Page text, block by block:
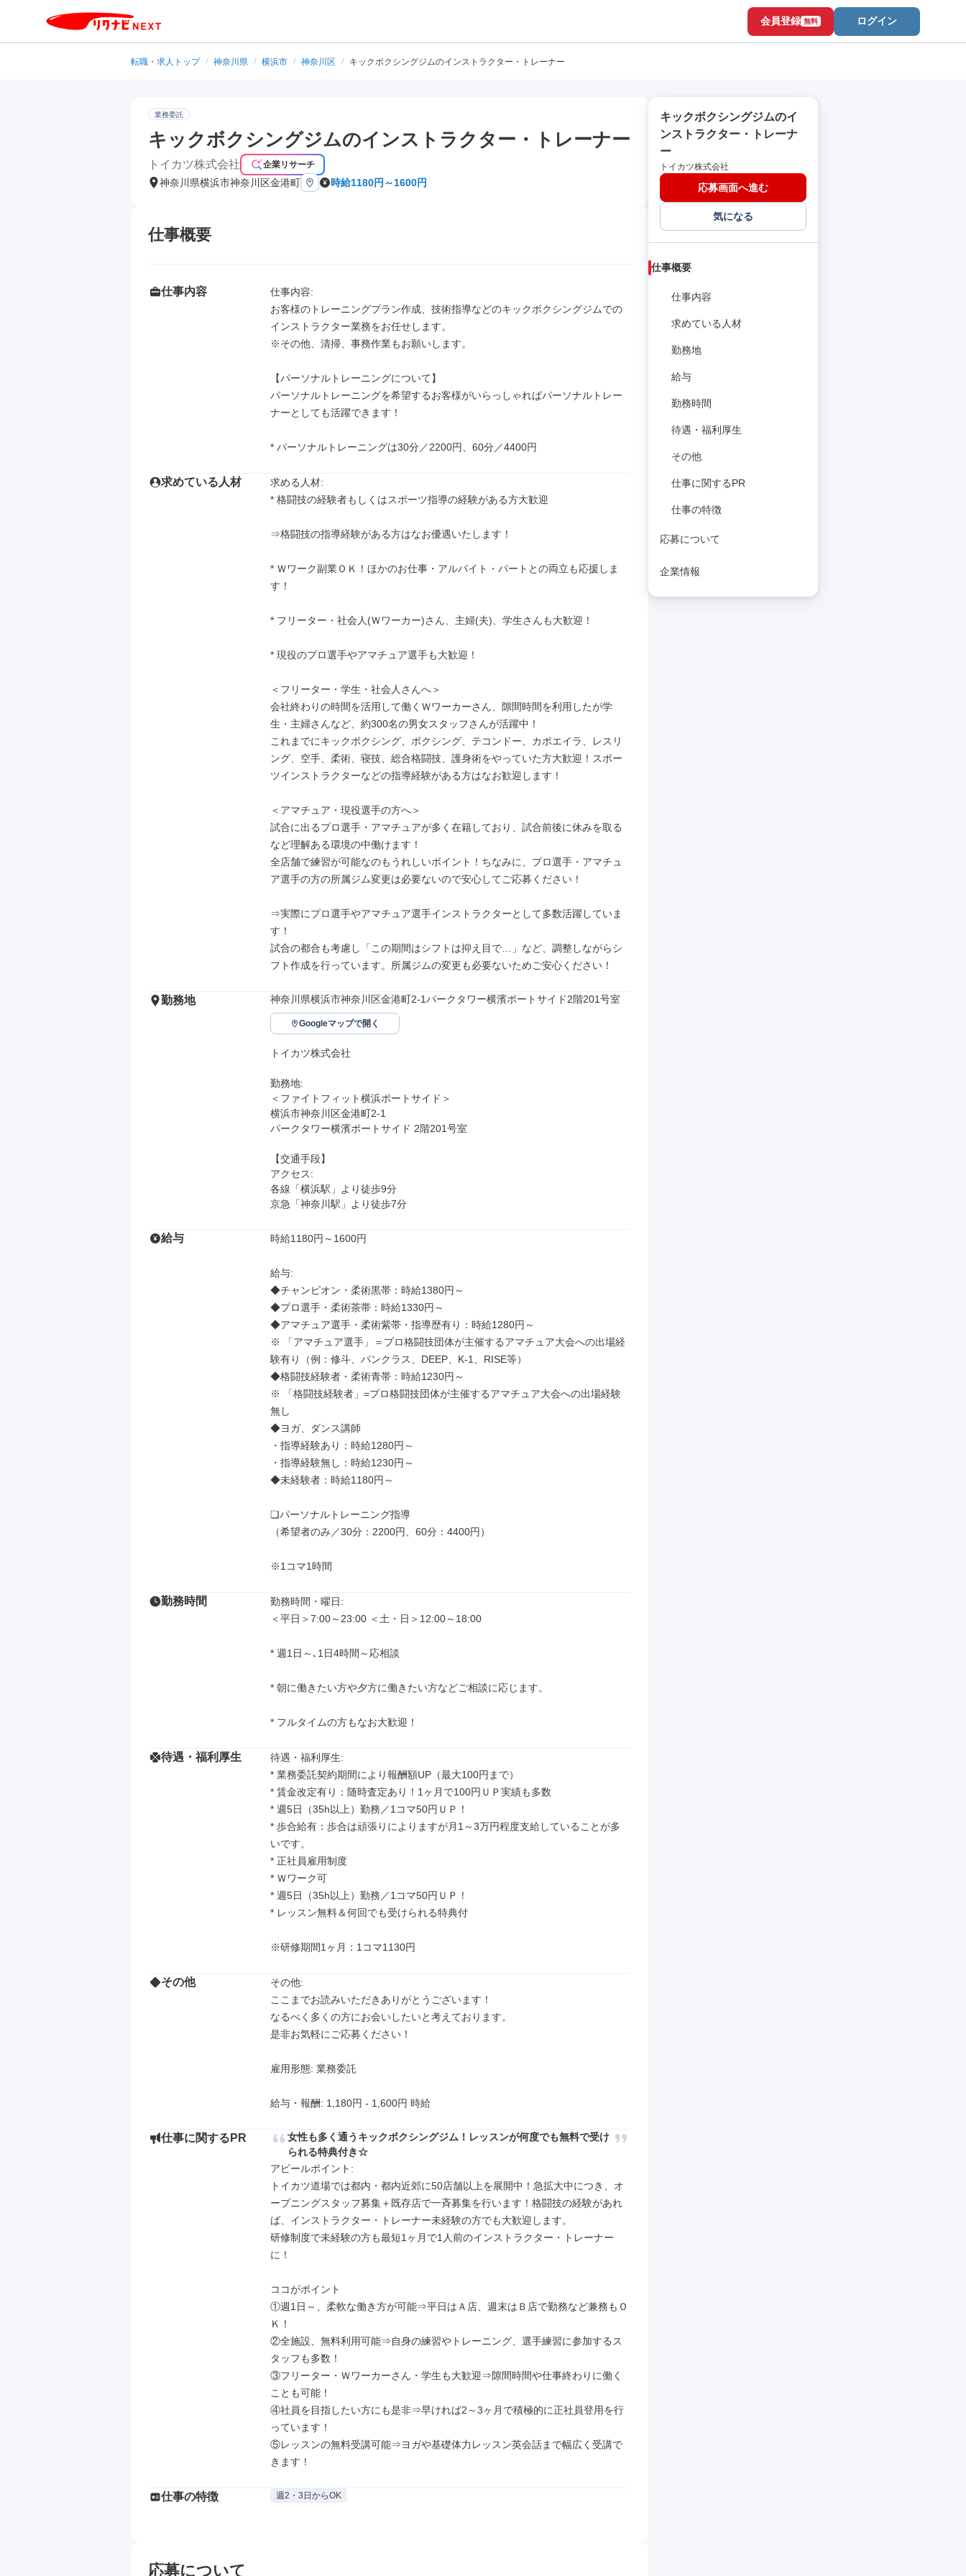
会員登録 無料 ログイン
転職・求人トップ / 神奈川県 / 横浜市 / 神奈川区 / キックボクシングジムのインストラクター・トレーナー
業務委託
キックボクシングジムのインストラクター・トレーナー
トイカツ株式会社 企業リサーチ
神奈川県横浜市神奈川区金港町 時給1180円～1600円
仕事概要
仕事内容
仕事内容:
お客様のトレーニングプラン作成、技術指導などのキックボクシングジムでの
インストラクター業務をお任せします。
※その他、清掃、事務作業もお願いします。
【パーソナルトレーニングについて】
パーソナルトレーニングを希望するお客様がいらっしゃればパーソナルトレー
ナーとしても活躍できます！
* パーソナルトレーニングは30分／2200円、60分／4400円
求めている人材
求める人材:
* 格闘技の経験者もしくはスポーツ指導の経験がある方大歓迎
⇒格闘技の指導経験がある方はなお優遇いたします！
* Ｗワーク副業ＯＫ！ほかのお仕事・アルバイト・パートとの両立も応援しま
す！
* フリーター・社会人(Ｗワーカー)さん、主婦(夫)、学生さんも大歓迎！
* 現役のプロ選手やアマチュア選手も大歓迎！
＜フリーター・学生・社会人さんへ＞
会社終わりの時間を活用して働くＷワーカーさん、隙間時間を利用したが学
生・主婦さんなど、約300名の男女スタッフさんが活躍中！
これまでにキックボクシング、ボクシング、テコンドー、カポエイラ、レスリ
ング、空手、柔術、寝技、総合格闘技、護身術をやっていた方大歓迎！スポー
ツインストラクターなどの指導経験がある方はなお歓迎します！
＜アマチュア・現役選手の方へ＞
試合に出るプロ選手・アマチュアが多く在籍しており、試合前後に休みを取る
など理解ある環境の中働けます！
全店舗で練習が可能なのもうれしいポイント！ちなみに、プロ選手・アマチュ
ア選手の方の所属ジム変更は必要ないので安心してご応募ください！
⇒実際にプロ選手やアマチュア選手インストラクターとして多数活躍していま
す！
試合の都合も考慮し「この期間はシフトは抑え目で…」など、調整しながらシ
フト作成を行っています。所属ジムの変更も必要ないためご安心ください！
勤務地 神奈川県横浜市神奈川区金港町2-1パークタワー横濱ポートサイド2階201号室
Googleマップで開く
トイカツ株式会社
勤務地:
＜ファイトフィット横浜ポートサイド＞
横浜市神奈川区金港町2-1
パークタワー横濱ポートサイド 2階201号室
【交通手段】
アクセス:
各線「横浜駅」より徒歩9分
京急「神奈川駅」より徒歩7分
給与 時給1180円～1600円
給与:
◆チャンピオン・柔術黒帯：時給1380円～
◆プロ選手・柔術茶帯：時給1330円～
◆アマチュア選手・柔術紫帯・指導歴有り：時給1280円～
※ 「アマチュア選手」＝プロ格闘技団体が主催するアマチュア大会への出場経
験有り（例：修斗、パンクラス、DEEP、K-1、RISE等）
◆格闘技経験者・柔術青帯：時給1230円～
※ 「格闘技経験者」=プロ格闘技団体が主催するアマチュア大会への出場経験
無し
◆ヨガ、ダンス講師
・指導経験あり：時給1280円～
・指導経験無し：時給1230円～
◆未経験者：時給1180円～
❏パーソナルトレーニング指導
（希望者のみ／30分：2200円、60分：4400円）
※1コマ1時間
勤務時間
勤務時間・曜日:
＜平日＞7:00～23:00 ＜土・日＞12:00～18:00
* 週1日～､1日4時間～応相談
* 朝に働きたい方や夕方に働きたい方などご相談に応じます。
* フルタイムの方もなお大歓迎！
待遇・福利厚生
待遇・福利厚生:
* 業務委託契約期間により報酬額UP（最大100円まで）
* 賃金改定有り：随時査定あり！1ヶ月で100円ＵＰ実績も多数
* 週5日（35h以上）勤務／1コマ50円ＵＰ！
* 歩合給有：歩合は頑張りによりますが月1～3万円程度支給していることが多
いです。
* 正社員雇用制度
* Ｗワーク可
* 週5日（35h以上）勤務／1コマ50円ＵＰ！
* レッスン無料＆何回でも受けられる特典付
※研修期間1ヶ月：1コマ1130円
その他
その他:
ここまでお読みいただきありがとうございます！
なるべく多くの方にお会いしたいと考えております。
是非お気軽にご応募ください！
雇用形態: 業務委託
給与・報酬: 1,180円 - 1,600円 時給
仕事に関するPR
女性も多く通うキックボクシングジム！レッスンが何度でも無料で受け
られる特典付き☆
アピールポイント:
トイカツ道場では都内・都内近郊に50店舗以上を展開中！急拡大中につき、オ
ープニングスタッフ募集＋既存店で一斉募集を行います！格闘技の経験があれ
ば、インストラクター・トレーナー未経験の方でも大歓迎します。
研修制度で未経験の方も最短1ヶ月で1人前のインストラクター・トレーナー
に！
ココがポイント
①週1日～、柔軟な働き方が可能⇒平日はＡ店、週末はＢ店で勤務など兼務もＯ
Ｋ！
②全施設、無料利用可能⇒自身の練習やトレーニング、選手練習に参加するス
タッフも多数！
③フリーター・Ｗワーカーさん・学生も大歓迎⇒隙間時間や仕事終わりに働く
ことも可能！
④社員を目指したい方にも是非⇒早ければ2～3ヶ月で積極的に正社員登用を行
っています！
⑤レッスンの無料受講可能⇒ヨガや基礎体力レッスン英会話まで幅広く受講で
きます！
仕事の特徴 週2・3日からOK
応募について
キックボクシングジムのイ
ンストラクター・トレーナ
ー
トイカツ株式会社
応募画面へ進む
気になる
仕事概要
仕事内容
求めている人材
勤務地
給与
勤務時間
待遇・福利厚生
その他
仕事に関するPR
仕事の特徴
応募について
企業情報